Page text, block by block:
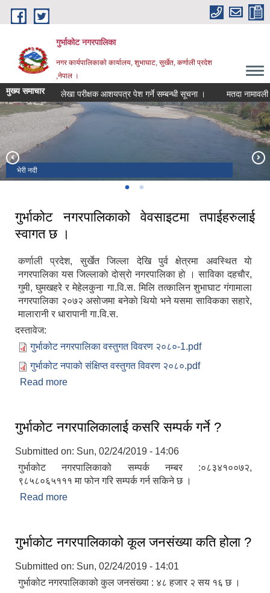
Skip to main content
गुर्भाकोट नगरपालिका
नगर कार्यपालिकाको कार्यालय, शुभाघाट, सुर्खेत, कर्णाली प्रदेश
,नेपाल ।
मुख्य समाचार लेखा परीक्षक आशयपत्र पेश गर्ने सम्बन्धी सूचना । मतदा नामावली
भेरी नदी
दह ताल
गुर्भाकोट नगरपालिकाको वेवसाइटमा तपाईहरुलाई
स्वागत छ ।
कर्णाली प्रदेश, सुर्खेत जिल्ला देखि पुर्व क्षेत्रमा अवस्थित याे
नगरपालिका यस जिल्लाकाे दाेस्राे नगरपालिका हाे । साविका दहचाैर,
गुमी, घुमखहरे र मेहेलकुना गा.वि.स. मिलि तत्कालिन शुभाघाट ग‌ंगामाला
नगरपालिका २०७२ असाेजमा बनेकाे थियाे भने यसमा साविकका सहारे,
मालारानी र धारापानी गा.वि.स.
दस्तावेज:
गुर्भाकोट नगरपालिका वस्तुगत विवरण २०८०-1.pdf
गुर्भाकोट नपाको संक्षिप्त वस्तुगत विवरण २०८०.pdf
Read more
गुर्भाकोट नगरपालिकालाई कसरि सम्पर्क गर्ने ?
Submitted on: Sun, 02/24/2019 - 14:06
गुर्भाकोट नगरपालिकाको सम्पर्क नम्बर :०८३४१००७२,
९८५८०६५१११ मा फोन गरि सम्पर्क गर्न सकिने छ ।
Read more
गुर्भाकोट नगरपालिकाको कूल जनसंख्या कति होला ?
Submitted on: Sun, 02/24/2019 - 14:01
गुर्भाकोट नगरपालिकाको कुल जनसंख्या : ४८ हजार २ सय १६ छ ।